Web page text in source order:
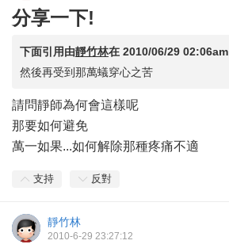
分享一下!
下面引用由靜竹林在 2010/06/29 02:06am
然後再受到那萬蟻穿心之苦
請問靜師為何會這樣呢
那要如何避免
萬一如果...如何解除那種疼痛不適
支持 反對
靜竹林
2010-6-29 23:27:12